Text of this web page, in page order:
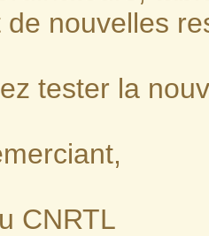
de nouvelles
tester la
CNRTL